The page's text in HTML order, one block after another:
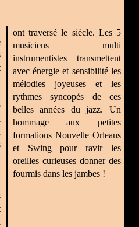
ont traversé le siècle. Les 5
musiciens multi
instrumentistes transmettent
avec énergie et sensibilité les
mélodies joyeuses et les
rythmes syncopés de ces
belles années du jazz. Un
hommage aux petites
formations Nouvelle Orleans
et Swing pour ravir les
oreilles curieuses donner des
fourmis dans les jambes !